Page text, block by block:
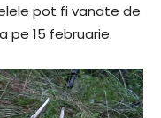
pot fi vanate de
pe 15 februarie.